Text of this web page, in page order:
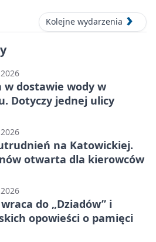
Kolejne wydarzenia
w dostawie wody w
Dotyczy jednej ulicy
na Katowickiej.
otwarta dla kierowców
do „Dziadów” i
opowieści o pamięci